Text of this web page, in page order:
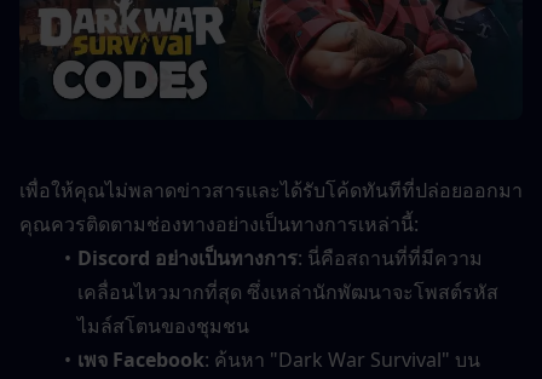
เพื่อให้คุณไม่พลาดข่าวสารและได้รับโค้ดทันทีที่ปล่อยออกมา
คุณควรติดตามช่องทางอย่างเป็นทางการเหล่านี้:
Discord อย่างเป็นทางการ: นี่คือสถานที่ที่มีความ
เคลื่อนไหวมากที่สุด ซึ่งเหล่านักพัฒนาจะโพสต์รหัส
ไมล์สโตนของชุมชน
เพจ Facebook: ค้นหา "Dark War Survival" บน